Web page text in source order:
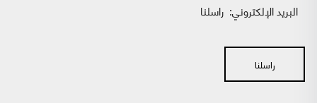
البريد الإلكتروني: راسلنا
راسلنا